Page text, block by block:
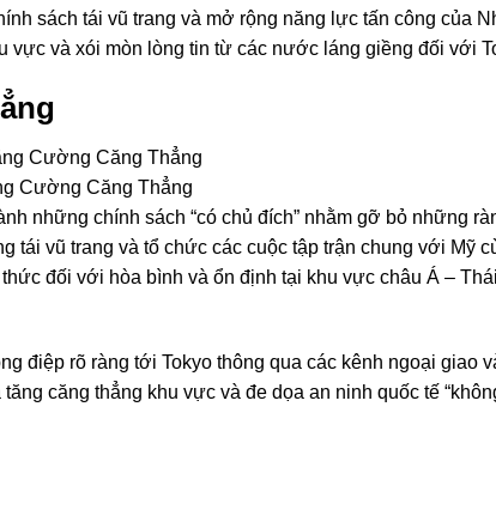
sách tái vũ trang và mở rộng năng lực tấn công của
vực và xói mòn lòng tin từ các nước láng giềng đối với
Cường Căng Thẳng
những chính sách “có chủ đích” nhằm gỡ bỏ những
tái vũ trang và tổ chức các cuộc tập trận chung với Mỹ
đối với hòa bình và ổn định tại khu vực châu Á –
điệp rõ ràng tới Tokyo thông qua các kênh ngoại giao
căng thẳng khu vực và đe dọa an ninh quốc tế